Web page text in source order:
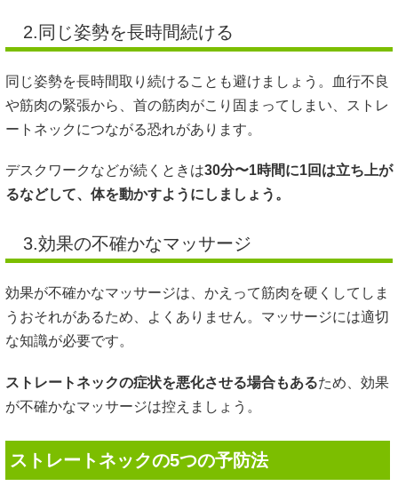
2.同じ姿勢を長時間続ける
同じ姿勢を長時間取り続けることも避けましょう。血行不良
や筋肉の緊張から、首の筋肉がこり固まってしまい、ストレ
ートネックにつながる恐れがあります。
デスクワークなどが続くときは30分〜1時間に1回は立ち上が
るなどして、体を動かすようにしましょう。
3.効果の不確かなマッサージ
効果が不確かなマッサージは、かえって筋肉を硬くしてしま
うおそれがあるため、よくありません。マッサージには適切
な知識が必要です。
ストレートネックの症状を悪化させる場合もあるため、効果
が不確かなマッサージは控えましょう。
ストレートネックの5つの予防法